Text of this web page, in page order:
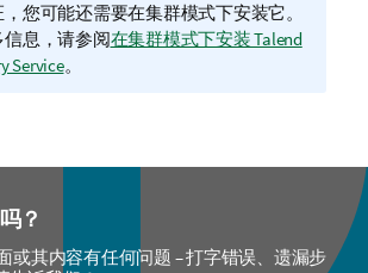
您可能还需要在集群模式下安装它。
息，请参阅在集群模式下安装 Talend
Service。
？
或其内容有任何问题 – 打字错误、遗漏步